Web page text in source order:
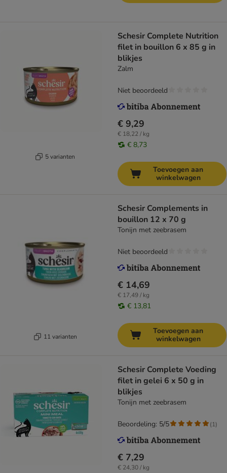
5 varianten
Schesir Complete Nutrition
filet in bouillon 6 x 85 g in
blikjes
Zalm
€ 9,29
€ 18,22 / kg
€ 8,73
Niet beoordeeld
Toevoegen aan
winkelwagen
11 varianten
Schesir Complements in
bouillon 12 x 70 g
Tonijn met zeebrasem
€ 14,69
€ 17,49 / kg
€ 13,81
Niet beoordeeld
Toevoegen aan
winkelwagen
Schesir Complete Voeding
filet in gelei 6 x 50 g in
blikjes
Tonijn met zeebrasem
€ 7,29
€ 24,30 / kg
Beoordeling: 5/5 (1)